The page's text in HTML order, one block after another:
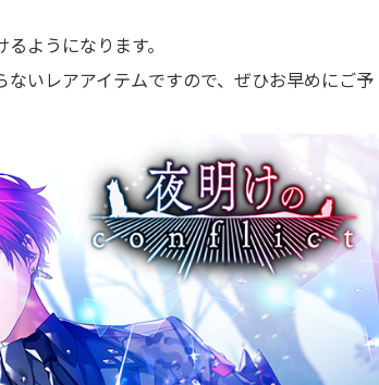
ようになります。
いレアアイテムですので、ぜひお早めにご予